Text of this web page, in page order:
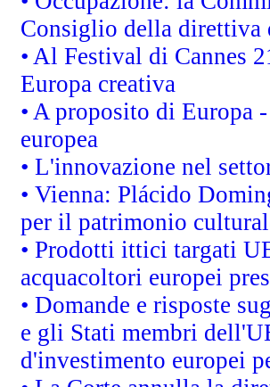
Consiglio della direttiva
• Al Festival di Cannes
Europa creativa
• A proposito di Europa
europea
• L'innovazione nel
• Vienna: Plácido
per il patrimonio
• Prodotti ittici targati
acquacoltori europei
• Domande e risposte
e gli Stati membri
d'investimento europei